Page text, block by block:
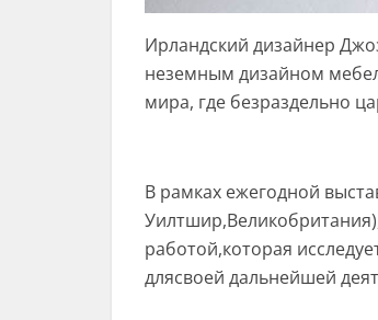
Ирландский дизайнер
неземным дизайном
мира, где безраздельно
В рамках ежегодной
работой,которая
длясвоей дальнейшей